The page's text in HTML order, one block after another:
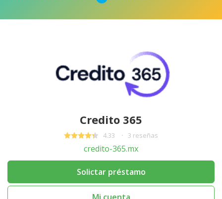
Credito 365
4.33 3 reseñas
credito-365.mx
Solictar préstamo